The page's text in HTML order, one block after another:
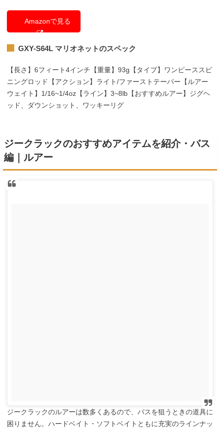
Amazonで見る
GXY-S64L マリオネットのスペック
【長さ】6フィート4インチ【重量】93g【タイプ】ワンピーススピ
ニングロッド【アクション】ライト/ファーストテーパー【ルアー
ウェイト】1/16~1/4oz【ライン】3~8lb【おすすめルアー】ジグヘ
ッド、ダウンショット、ワッキーリグ
ジークラックのおすすめアイテムを紹介・バス
編｜ルアー
ジークラックのルアーは数多くあるので、バスを狙うときの道具に
困りません。ハードベイト・ソフトベイトともに充実のラインナッ